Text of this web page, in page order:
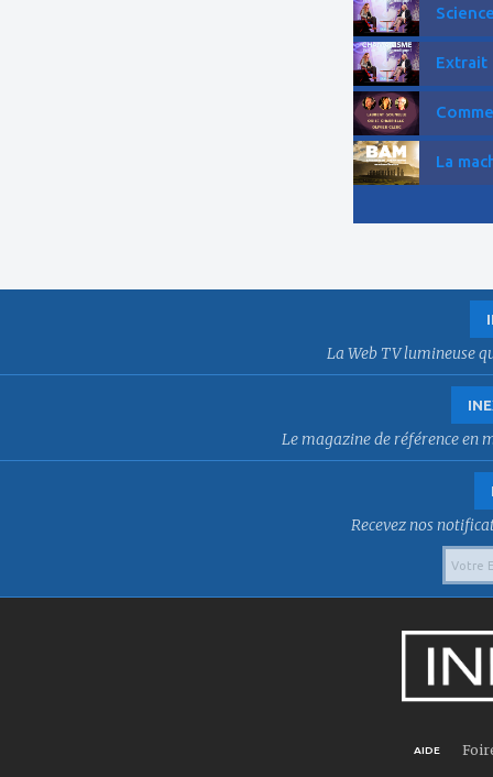
Extrait
La
La Web TV lumineuse
Le magazine de référence en
Recevez nos
AIDE